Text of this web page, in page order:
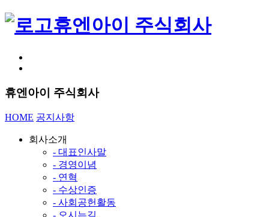
휴엔아이 주식회사
휴엔아이 주식회사
HOME 공지사항
회사소개
- 대표인사말
- 경영이념
- 연혁
- 수상인증
- 사회공헌활동